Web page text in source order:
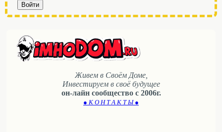
Войти
Живем в Своём Доме,
Инвестируем в своё будущее
он-лайн сообщество с 2006г.
● К О Н Т А К Т Ы ●